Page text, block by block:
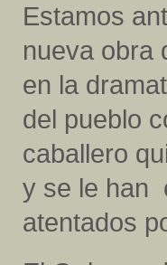
Estamos
nueva obra
en la
del pueblo
caballero
y se le han
atentados